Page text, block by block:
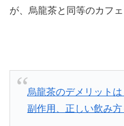
が、烏龍茶と同等のカフ
烏龍茶のデメリット
副作用、正しい飲み方